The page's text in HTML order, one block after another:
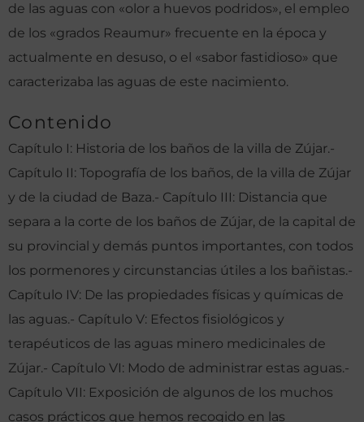
de las aguas con «olor a huevos podridos», el empleo
de los «grados Reaumur» frecuente en la época y
actualmente en desuso, o el «sabor fastidioso» que
caracterizaba las aguas de este nacimiento.
Contenido
Capítulo I: Historia de los baños de la villa de Zújar.-
Capítulo II: Topografía de los baños, de la villa de Zújar
y de la ciudad de Baza.- Capítulo III: Distancia que
separa a la corte de los baños de Zújar, de la capital de
su provincial y demás puntos importantes, con todos
los pormenores y circunstancias útiles a los bañistas.-
Capítulo IV: De las propiedades físicas y químicas de
las aguas.- Capítulo V: Efectos fisiológicos y
terapéuticos de las aguas minero medicinales de
Zújar.- Capítulo VI: Modo de administrar estas aguas.-
Capítulo VII: Exposición de algunos de los muchos
casos prácticos que hemos recogido en las